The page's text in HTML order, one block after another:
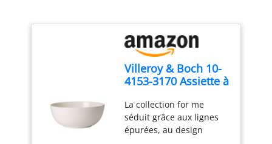
pour vous, sans que vous
ayez à intervenir ; il
relâche la pression,
maintient votre
automatiquement et
possède une fonction de
départ différé 6 MODES
engagement en faveur de
la protection de
l’environnement et de
diminution du gaspillage
disponibles rapidement à
un prix raisonnable
auprès de nos 6200
Villeroy & Boch 10-
4153-3170 Assiette à
Porcelaine Blanc 24
x 24 x 11,5 cm 1 plat
creux rond
La collection for me
séduit grâce aux lignes
épurées, au design